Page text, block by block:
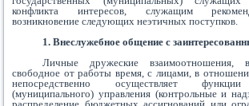
конфликта интересов, служащим
возникновение следующих неэтичных поступков.
1. Внеслужебное общение с
Личные дружеские взаимоотношения,
свободное от работы время, с лицами, в
непосредственно осуществляет функции
(муниципального) управления (контрольные и